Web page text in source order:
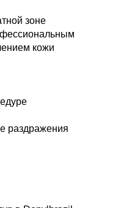
зоне
кожи
раздражения